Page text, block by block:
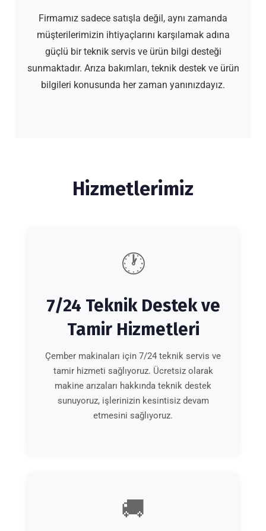
Firmamız sadece satışla değil, aynı zamanda
müşterilerimizin ihtiyaçlarını karşılamak adına
güçlü bir teknik servis ve ürün bilgi desteği
sunmaktadır. Arıza bakımları, teknik destek ve ürün
bilgileri konusunda her zaman yanınızdayız.
Hizmetlerimiz
🕐
7/24 Teknik Destek ve
Tamir Hizmetleri
Çember makinaları için 7/24 teknik servis ve
tamir hizmeti sağlıyoruz. Ücretsiz olarak
makine arızaları hakkında teknik destek
sunuyoruz, işlerinizin kesintisiz devam
etmesini sağlıyoruz.
🚚